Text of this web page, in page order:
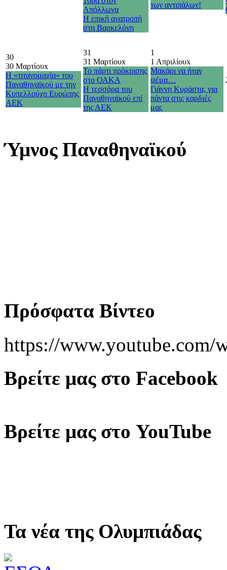
Απόλλωνα
H επική ανατροπή
στη Βαρκελόνη
των αντιπάλων!
30
30 Μαρτίουx
Η «τιτανομαχία» του
Παναθηναϊκού με την
Κυπελλούχο Ευρώπης
ΑΕΚ
31
31 Μαρτίουx
Το πάρτι πρόκρισης
στο ΟΑΚΑ
Η τεσσάρα του
Παναθηναϊκού επί
της ΑΕΚ
1
1 Απριλίουx
Μακάρι να ήταν
ψέμα…
Γιάννη Κυράστα, για
πάντα στις καρδιές
μας
Ύμνος Παναθηναϊκού
Πρόσφατα Βίντεο
https://
Βρείτε μας στο Facebook
Βρείτε μας στο YouTube
Τα νέα της Ολυμπιάδας